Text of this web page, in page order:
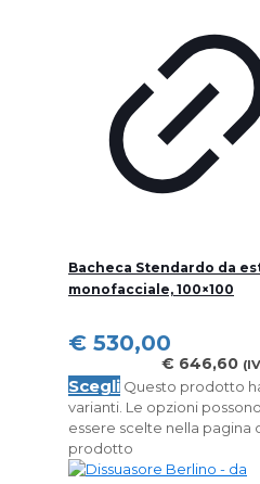
Bacheca Stendardo da
monofacciale, 100×100
€ 530,00
€ 646,60
Scegli Questo prodotto
varianti. Le opzioni possono
essere scelte nella pagina
prodotto